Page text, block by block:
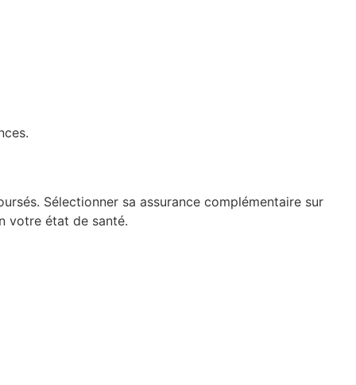
Sélectionner sa assurance complémentaire sur
votre état de santé.